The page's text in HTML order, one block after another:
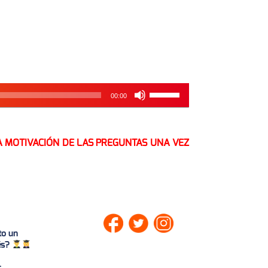
00:00
las
teclas
arriba/abajo
MOTIVACIÓN DE LAS PREGUNTAS UNA VEZ
un